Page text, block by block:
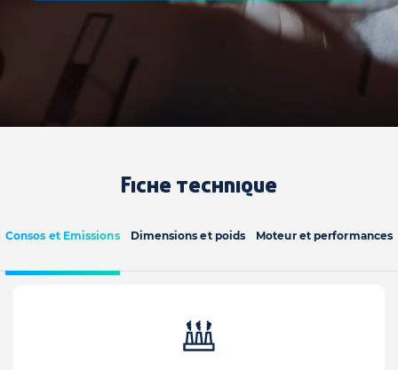
Fiche technique
Consos et Emissions Dimensions et poids Moteur et performances